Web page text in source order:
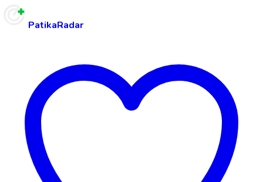
PatikaRadar